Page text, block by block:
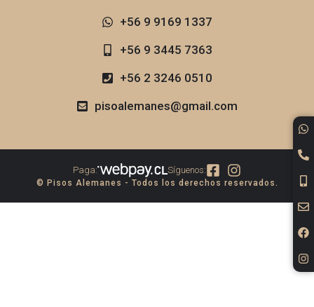
+56 9 9169 1337​
+56 9 3445 7363
+56 2 3246 0510
pisoalemanes@gmail.com
Paga: Síguenos:
© Pisos Alemanes - Todos los derechos reservados.